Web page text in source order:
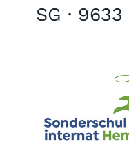
SG ·